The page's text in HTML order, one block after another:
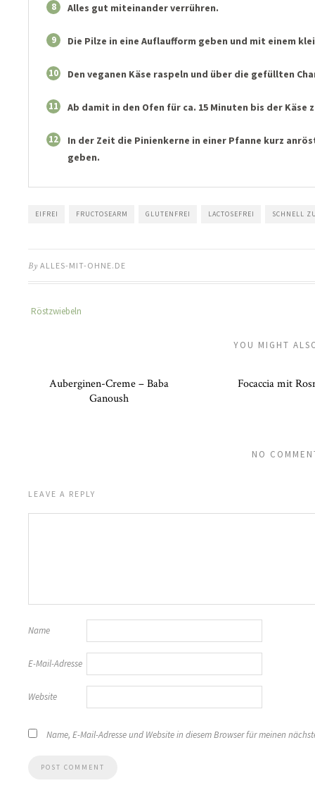
8 Alles gut miteinander verrühren.
9 Die Pilze in eine Auflaufform geben und mit einem
10 Den veganen Käse raspeln und über die gefüllten
11 Ab damit in den Ofen für ca. 15 Minuten bis der Käse
12
In der Zeit die Pinienkerne in einer Pfanne kurz
geben.
EIFREI FRUCTOSEARM GLUTENFREI LACTOSEFREI SCHNELL
By ALLES-MIT-OHNE.DE
Röstzwiebeln
YOU MIGHT
Auberginen-Creme – Baba
Ganoush
Focaccia mit
NO
LEAVE A REPLY
Name
E-Mail-Adresse
Website
Name, E-Mail-Adresse und Website in diesem Browser für meinen